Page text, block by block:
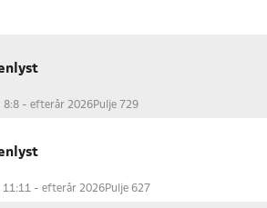
8:8 - efterår 2026Pulje 729
11:11 - efterår 2026Pulje 627